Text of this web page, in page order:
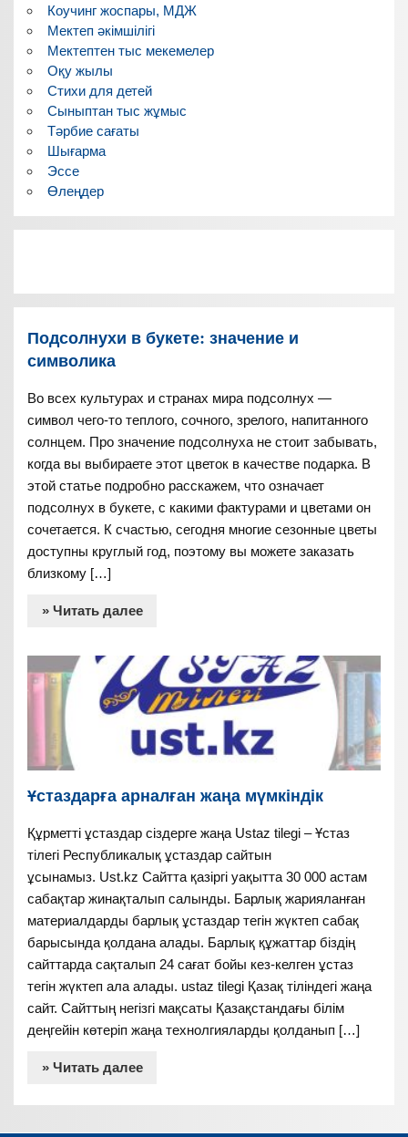
Коучинг жоспары, МДЖ
Мектеп әкімшілігі
Мектептен тыс мекемелер
Оқу жылы
Стихи для детей
Сыныптан тыс жұмыс
Тәрбие сағаты
Шығарма
Эссе
Өлеңдер
Подсолнухи в букете: значение и
символика
Во всех культурах и странах мира подсолнух —
символ чего-то теплого, сочного, зрелого, напитанного
солнцем. Про значение подсолнуха не стоит забывать,
когда вы выбираете этот цветок в качестве подарка. В
этой статье подробно расскажем, что означает
подсолнух в букете, с какими фактурами и цветами он
сочетается. К счастью, сегодня многие сезонные цветы
доступны круглый год, поэтому вы можете заказать
близкому […]
» Читать далее
Ұстаздарға арналған жаңа мүмкіндік
Құрметті ұстаздар сіздерге жаңа Ustaz tilegi – Ұстаз
тілегі Республикалық ұстаздар сайтын
ұсынамыз. Ust.kz Сайтта қазіргі уақытта 30 000 астам
сабақтар жинақталып салынды. Барлық жарияланған
материалдарды барлық ұстаздар тегін жүктеп сабақ
барысында қолдана алады. Барлық құжаттар біздің
сайттарда сақталып 24 сағат бойы кез-келген ұстаз
тегін жүктеп ала алады. ustaz tilegi Қазақ тіліндегі жаңа
сайт. Сайттың негізгі мақсаты Қазақстандағы білім
деңгейін көтеріп жаңа технолгияларды қолданып […]
» Читать далее